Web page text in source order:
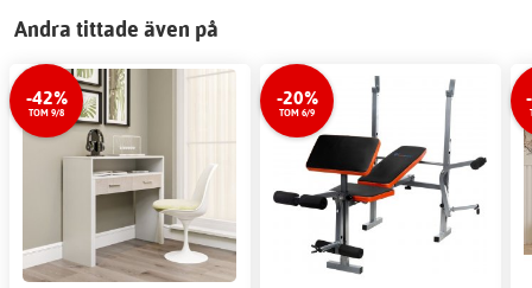
Andra tittade även på
-42%
TOM 9/8
-20%
TOM 6/9